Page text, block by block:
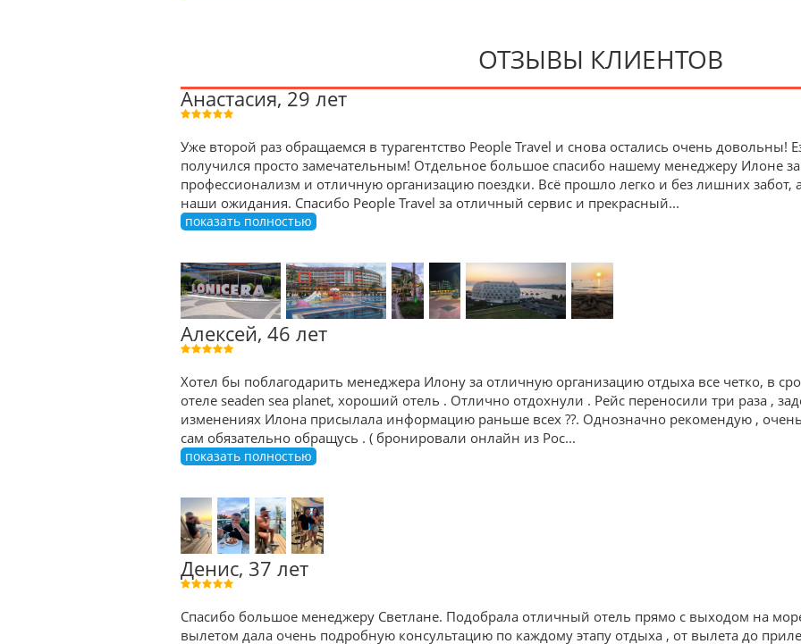
ОТЗЫВЫ КЛИЕНТОВ
Анастасия, 29 лет
Уже второй раз обращаемся в турагентство People Travel и снова остались очень
получился просто замечательным! Отдельное большое спасибо нашему менеджеру Илоне
профессионализм и отличную организацию поездки. Всё прошло легко и без лишних забот,
наши ожидания. Спасибо People Travel за отличный сервис и прекрасный...
показать полностью
Алексей, 46 лет
Хотел бы поблагодарить менеджера Илону за отличную организацию отдыха все четко, в
отеле seaden sea planet, хороший отель . Отлично отдохнули . Рейс переносили три раза ,
изменениях Илона присылала информацию раньше всех ??. Однозначно рекомендую ,
сам обязательно обращусь . ( бронировали онлайн из Рос...
показать полностью
Денис, 37 лет
Спасибо большое менеджеру Светлане. Подобрала отличный отель прямо с выходом на
вылетом дала очень подробную консультацию по каждому этапу отдыха , от вылета до